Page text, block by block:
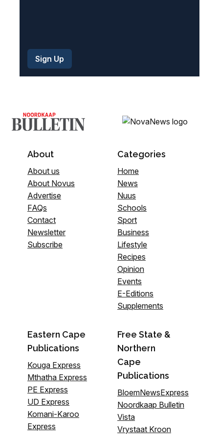
About
About us
About Novus
Advertise
FAQs
Contact
Newsletter
Subscribe
Categories
Home
News
Nuus
Schools
Sport
Business
Lifestyle
Recipes
Opinion
Events
E-Editions
Supplements
Eastern Cape
Publications
Kouga Express
Mthatha Express
PE Express
UD Express
Komani-Karoo
Express
Free State &
Northern
Cape
Publications
BloemNewsExpress
Noordkaap Bulletin
Vista
Vrystaat Kroon